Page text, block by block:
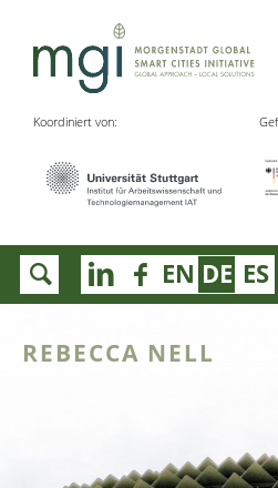
Koordiniert von:
EN DE ES
REBECCA NELL